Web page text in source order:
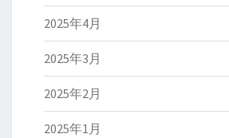
2025年4月
2025年3月
2025年2月
2025年1月